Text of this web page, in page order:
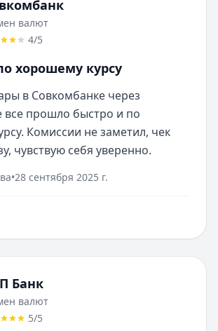
валют
4/5
хорошему курсу
в Совкомбанке через
все прошло быстро и по
Комиссии не заметил, чек
чувствую себя уверенно.
•28 сентября 2025 г.
Банк
валют
5/5